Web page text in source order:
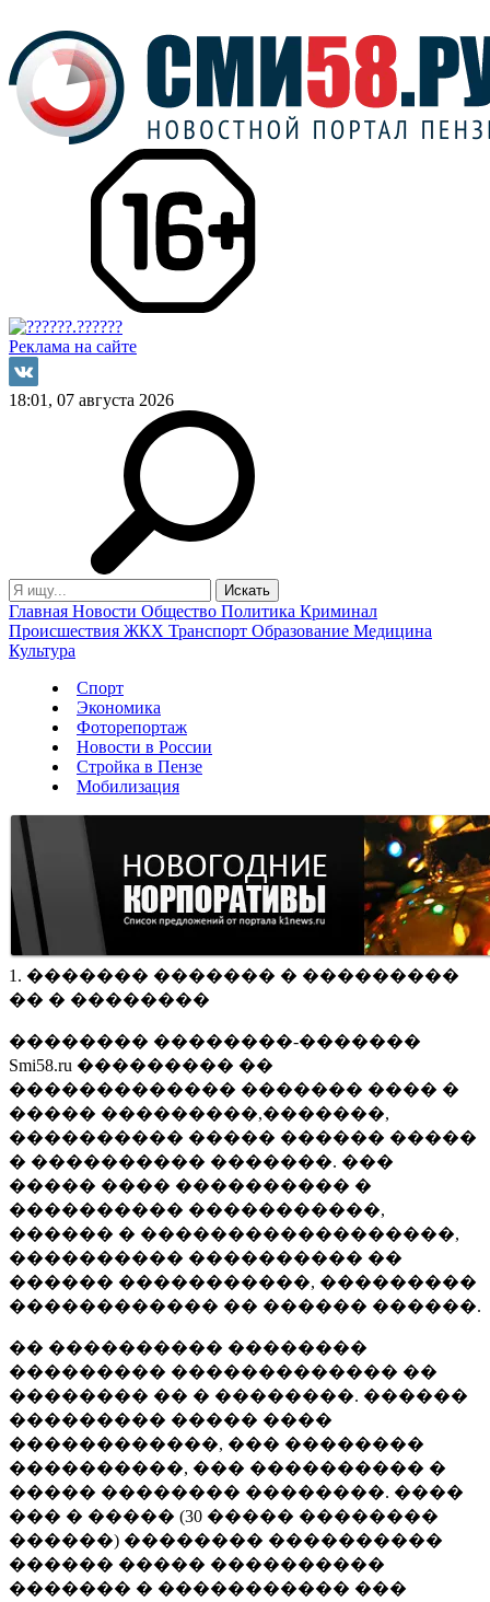
Реклама на сайте
18:01, 07 августа 2026
Главная Новости Общество Политика Криминал
Происшествия ЖКХ Транспорт Образование Медицина
Культура
Спорт
Экономика
Фоторепортаж
Новости в России
Стройка в Пензе
Мобилизация
1. ������� ������� � ���������
�� � ��������
�������� ��������-�������
Smi58.ru ��������� ��
������������� ������� ���� �
����� ���������,�������,
���������� ����� ������ �����
� ���������� �������. ���
����� ���� ���������� �
���������� �����������,
������ � ������������������,
���������� ���������� ��
������ �����������, ���������
������������ �� ������ ������.
�� ���������� ��������
��������� ������������� ��
�������� �� � ��������. ������
��������� ����� ����
������������, ��� ��������
����������, ��� ���������� �
����� �������� ��������. ����
��� � ����� (30 ����� ��������
������) �������� ����������
������ ����� ����������
������� � ����������� ���